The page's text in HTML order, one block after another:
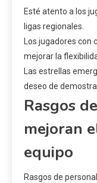
Esté atento a los
ligas regionales.
Los jugadores con
mejorar la
Las estrellas
deseo de
Rasgos
mejoran
equipo
Rasgos de